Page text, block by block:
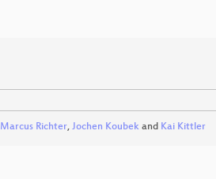
Marcus Richter, Jochen Koubek and Kai Kittler